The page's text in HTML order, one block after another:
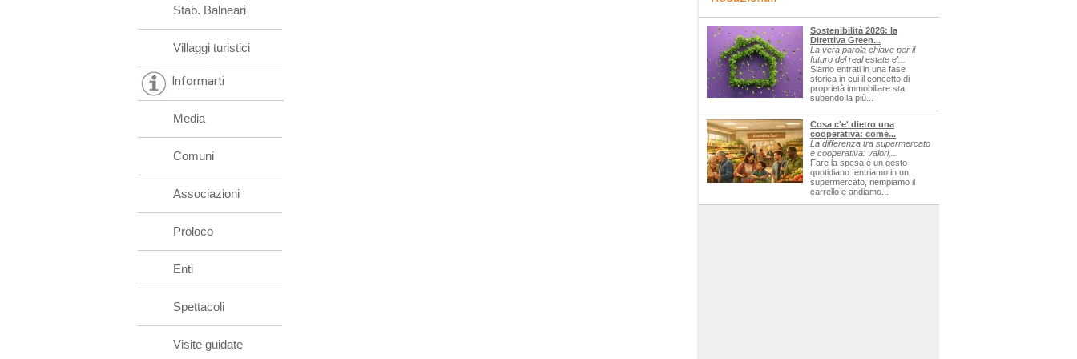
Stab. Balneari
Villaggi turistici
Informarti
Media
Comuni
Associazioni
Proloco
Enti
Spettacoli
Visite guidate
Sostenibilità 2026: la
Direttiva Green...
La vera parola chiave per il
futuro del real estate e'...
Siamo entrati in una fase
storica in cui il concetto di
proprietà immobiliare sta
subendo la più...
Cosa c'e' dietro una
cooperativa: come...
La differenza tra supermercato
e cooperativa: valori,...
Fare la spesa è un gesto
quotidiano: entriamo in un
supermercato, riempiamo il
carrello e andiamo...